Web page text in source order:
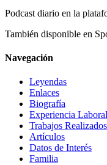
Podcast diario en la
También disponible en
Navegación
Leyendas
Enlaces
Biografía
Experiencia Laboral
Trabajos Realizados
Artículos
Datos de Interés
Familia